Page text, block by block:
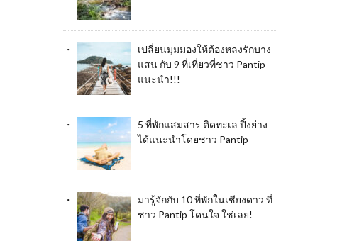
เปลี่ยนมุมมองให้ต้องหลงรักบาง
แสน กับ 9 ที่เที่ยวที่ชาว Pantip
แนะนำ!!!
5 ที่พักแสมสาร ติดทะเล ปิ้งย่าง
ได้แนะนำโดยชาว Pantip
มารู้จักกับ 10 ที่พักในเชียงดาว ที่
ชาว Pantip โดนใจ ใช่เลย!